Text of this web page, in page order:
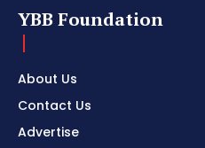
YBB Foundation
About Us
Contact Us
Advertise